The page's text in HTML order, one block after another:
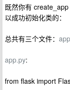
既然你有
以成功初始化类的：
总共有三个文件：
app.py:
from flask import